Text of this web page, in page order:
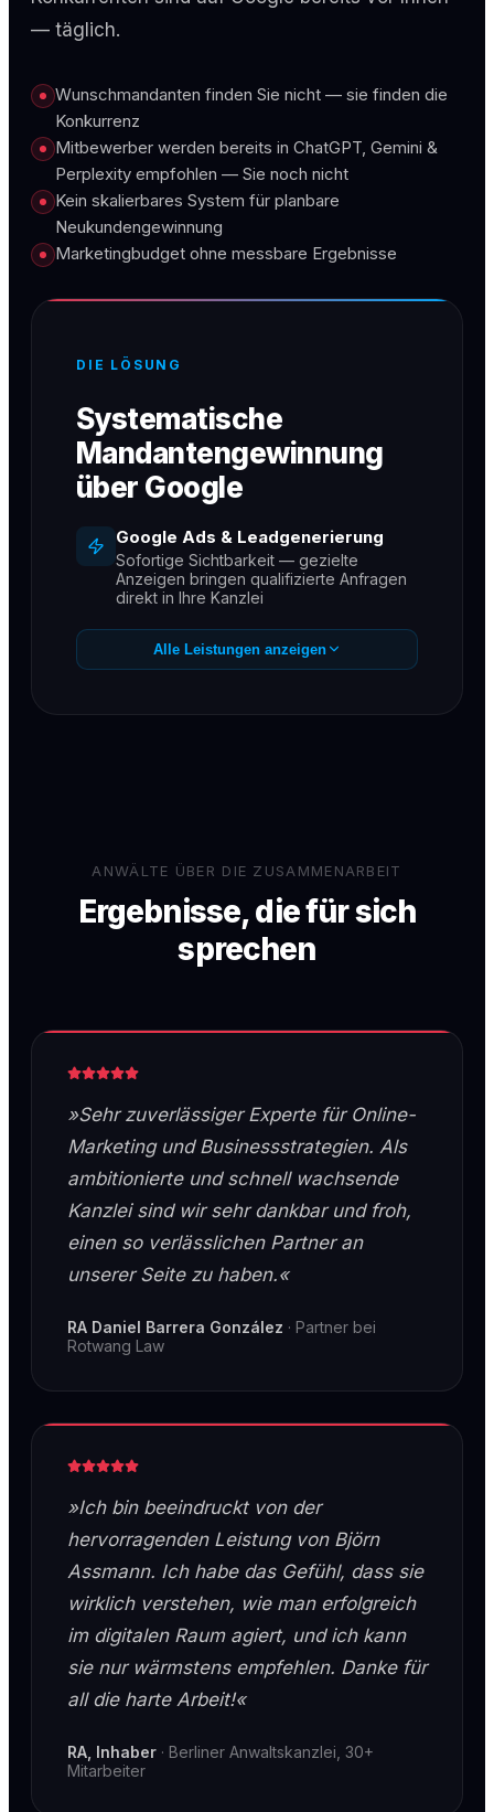
— täglich.
Wunschmandanten finden Sie nicht — sie finden die
Konkurrenz
Mitbewerber werden bereits in ChatGPT, Gemini &
Perplexity empfohlen — Sie noch nicht
Kein skalierbares System für planbare
Neukundengewinnung
Marketingbudget ohne messbare Ergebnisse
DIE LÖSUNG
Systematische
Mandantengewinnung
über Google
Google Ads & Leadgenerierung
Sofortige Sichtbarkeit — gezielte
Anzeigen bringen qualifizierte Anfragen
direkt in Ihre Kanzlei
SEO für Kanzleien
Dauerhaft auf Seite 1 für Ihre wichtigsten
Alle Leistungen anzeigen
ANWÄLTE ÜBER DIE ZUSAMMENARBEIT
Ergebnisse, die für sich
sprechen
»Sehr zuverlässiger Experte für Online-
Marketing und Businessstrategien. Als
ambitionierte und schnell wachsende
Kanzlei sind wir sehr dankbar und froh,
einen so verlässlichen Partner an
unserer Seite zu haben.«
RA Daniel Barrera González · Partner bei
Rotwang Law
»Ich bin beeindruckt von der
hervorragenden Leistung von Björn
Assmann. Ich habe das Gefühl, dass sie
wirklich verstehen, wie man erfolgreich
im digitalen Raum agiert, und ich kann
sie nur wärmstens empfehlen. Danke für
all die harte Arbeit!«
RA, Inhaber · Berliner Anwaltskanzlei, 30+
Mitarbeiter